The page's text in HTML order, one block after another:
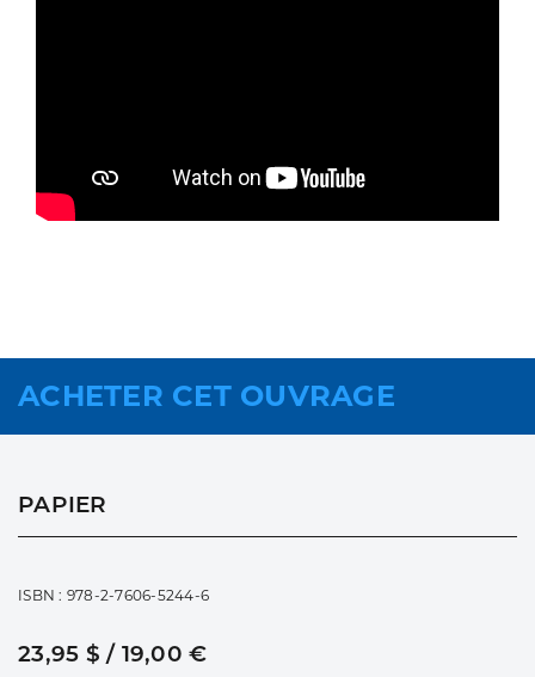
ACHETER CET OUVRAGE
PAPIER
ISBN : 978-2-7606-5244-6
23,95 $ / 19,00 €